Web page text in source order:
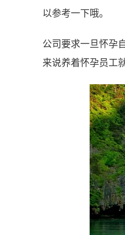
以参考一下哦。
公司要求一旦怀孕
来说养着怀孕员工